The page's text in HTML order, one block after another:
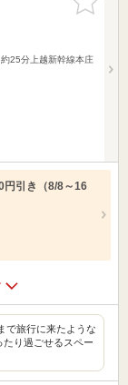
りに追加
25分上越新幹線本庄
引き（8/8～16
で旅行に来たような
り過ごせるスペー